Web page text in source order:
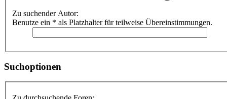
Zu suchender Autor:
Benutze ein * als Platzhalter für teilweise Übereinstimmungen.
Suchoptionen